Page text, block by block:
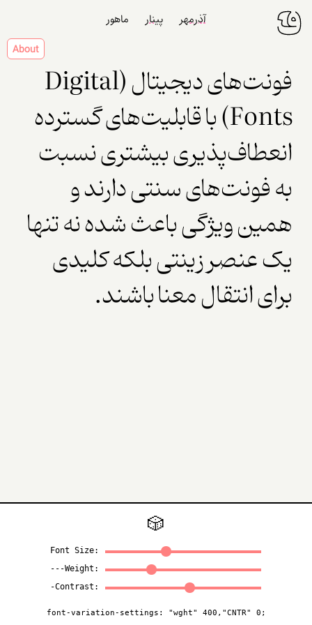
About
آذرمهر پینار ماهور
ﻓﻮﻧﺖ‌ﻫﺎﯼ ﺩﯾﺠﯿﺘﺎﻝ (Digital
Fonts) ﺑﺎ ﻗﺎﺑﻠﯿﺖ‌ﻫﺎﯼ ﮔﺴﺘﺮﺩﻩ
ﺍﻧﻌﻄﺎﻑ‌ﭘﺬﯾﺮﯼ ﺑﯿﺸﺘﺮﯼ ﻧﺴﺒﺖ
ﺑﻪ ﻓﻮﻧﺖ‌ﻫﺎﯼ ﺳﻨﺘﯽ ﺩﺍﺭﻧﺪ ﻭ
ﻫﻤﯿﻦ ﻭﯾﮋﮔﯽ ﺑﺎﻋﺚ ﺷﺪﻩ ﻧﻪ ﺗﻨﻬﺎ
ﯾﮏ ﻋﻨﺼﺮ ﺯﯾﻨﺘﯽ ﺑﻠﮑﻪ ﮐﻠﯿﺪﯼ
ﺑﺮﺍﯼ ﺍﻧﺘﻘﺎﻝ ﻣﻌﻨﺎ ﺑﺎﺷﻨﺪ.
🎲
Font Size:
---Weight:
-Contrast:
font-variation-settings: "wght" 400 ,"CNTR" 0 ;